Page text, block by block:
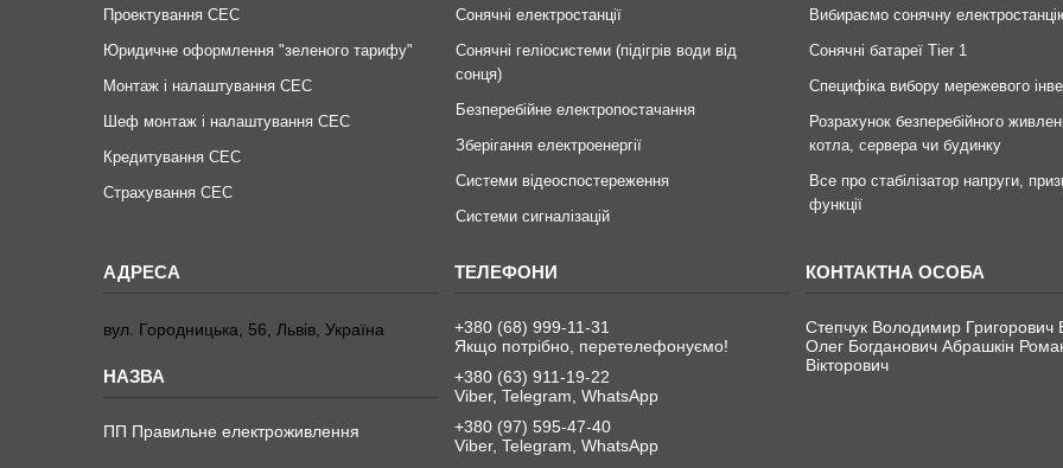
Проектування СЕС
Юридичне оформлення "зеленого тарифу"
Монтаж і налаштування СЕС
Шеф монтаж і налаштування СЕС
Кредитування СЕС
Страхування СЕС
Сонячні електростанції
Сонячні геліосистеми (підігрів води від
сонця)
Безперебійне електропостачання
Зберігання електроенергії
Системи відеоспостереження
Системи сигналізацій
Вибираємо сонячну
Сонячні батареї Tier 1
Специфіка вибору мережевого
Розрахунок безперебійного
котла, сервера чи будинку
Все про стабілізатор напруги,
функції
вул. Городницька, 56, Львів, Україна
ПП Правильне електроживлення
+380 (68) 999-11-31
Якщо потрібно, перетелефонуємо!
+380 (63) 911-19-22
Viber, Telegram, WhatsApp
+380 (97) 595-47-40
Viber, Telegram, WhatsApp
Степчук Володимир Григорович
Олег Богданович Абрашкін
Вікторович